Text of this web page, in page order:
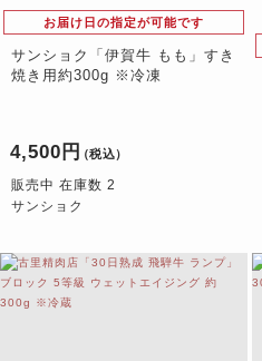
お届け日の指定が可能です
サンショク「伊賀牛 もも」すき
焼き用約300g ※冷凍
4,500円 （税込）
販売中 在庫数 2
サンショク